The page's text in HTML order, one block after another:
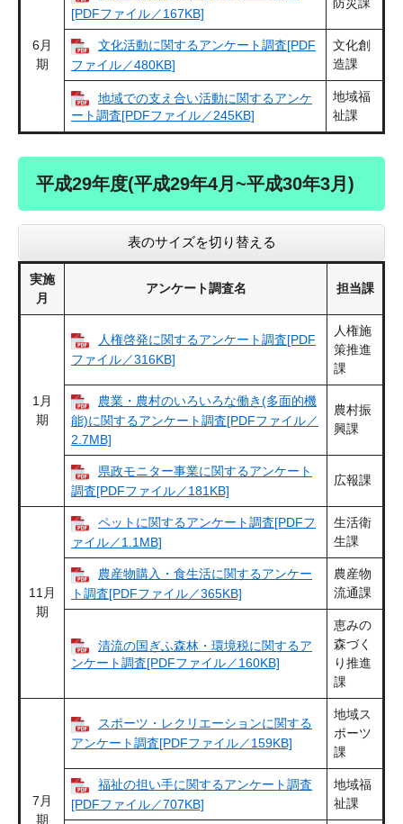
6月
期
[PDFファイル／167KB]
防災課
文化活動に関するアンケート調査[PDF
ファイル／480KB]
文化創
造課
地域での支え合い活動に関するアンケ
ート調査[PDFファイル／245KB]
地域福
祉課
平成29年度(平成29年4月~平成30年3月)
表のサイズを切り替える
実施
月
アンケート調査名 担当課
1月
期
人権啓発に関するアンケート調査[PDF
ファイル／316KB]
人権施
策推進
課
農業・農村のいろいろな働き(多面的機
能)に関するアンケート調査[PDFファイル／
2.7MB]
農村振
興課
県政モニター事業に関するアンケート
調査[PDFファイル／181KB]
広報課
11月
期
ペットに関するアンケート調査[PDFフ
ァイル／1.1MB]
生活衛
生課
農産物購入・食生活に関するアンケー
ト調査[PDFファイル／365KB]
農産物
流通課
清流の国ぎふ森林・環境税に関するア
ンケート調査[PDFファイル／160KB]
恵みの
森づく
り推進
課
7月
期
スポーツ・レクリエーションに関する
アンケート調査[PDFファイル／159KB]
地域ス
ポーツ
課
福祉の担い手に関するアンケート調査
[PDFファイル／707KB]
地域福
祉課